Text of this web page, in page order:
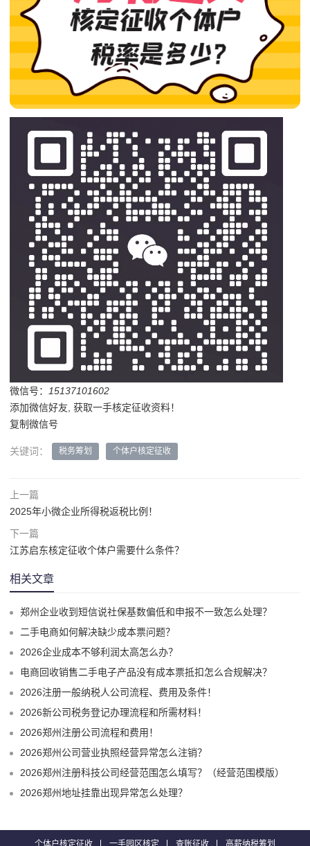
微信号： 15137101602
添加微信好友, 获取一手核定征收资料！
复制微信号
关键词： 税务筹划 个体户核定征收
上一篇
2025年小微企业所得税返税比例！
下一篇
江苏启东核定征收个体户需要什么条件？
相关文章
郑州企业收到短信说社保基数偏低和申报不一致怎么处理？
二手电商如何解决缺少成本票问题？
2026企业成本不够利润太高怎么办？
电商回收销售二手电子产品没有成本票抵扣怎么合规解决？
2026注册一般纳税人公司流程、费用及条件！
2026新公司税务登记办理流程和所需材料！
2026郑州注册公司流程和费用！
2026郑州公司营业执照经营异常怎么注销？
2026郑州注册科技公司经营范围怎么填写？（经营范围模版）
2026郑州地址挂靠出现异常怎么处理？
个体户核定征收 一手园区核定 查账征收 高薪纳税筹划